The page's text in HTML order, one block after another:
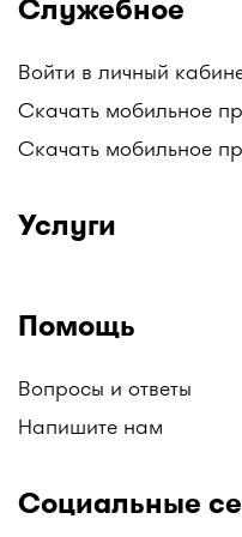
одном месте только на
Служебное
Войти в личный
Скачать мобильное
Скачать мобильное
Услуги
Помощь
Вопросы и ответы
Напишите нам
Социальные